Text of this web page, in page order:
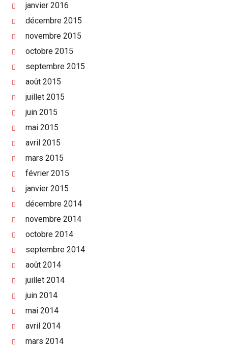
janvier 2016
décembre 2015
novembre 2015
octobre 2015
septembre 2015
août 2015
juillet 2015
juin 2015
mai 2015
avril 2015
mars 2015
février 2015
janvier 2015
décembre 2014
novembre 2014
octobre 2014
septembre 2014
août 2014
juillet 2014
juin 2014
mai 2014
avril 2014
mars 2014